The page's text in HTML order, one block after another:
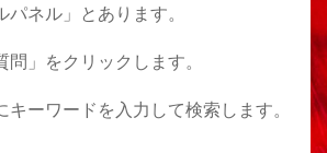
ネル」とあります。
」をクリックします。
キーワードを入力して検索します。